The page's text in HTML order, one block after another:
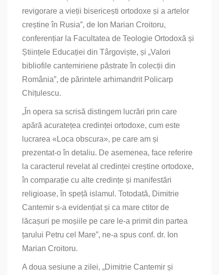
revigorare a vieții bisericești ortodoxe și a artelor
creștine în Rusia”, de Ion Marian Croitoru,
conferențiar la Facultatea de Teologie Ortodoxă și
Științele Educației din Târgoviște, și „Valori
bibliofile cantemiriene păstrate în colecții din
România”, de părintele arhimandrit Policarp
Chițulescu.
„În opera sa scrisă distingem lucrări prin care
apără acuratețea credinței ortodoxe, cum este
lucrarea «Loca obscura», pe care am și
prezentat‑o în detaliu. De asemenea, face referire
la caracterul revelat al credinței creștine ortodoxe,
în comparație cu alte credințe și manifestări
religioase, în speță islamul. Totodată, Dimitrie
Cantemir s‑a evidențiat și ca mare ctitor de
lăcașuri pe moșiile pe care le‑a primit din partea
țarului Petru cel Mare”, ne‑a spus conf. dr. Ion
Marian Croitoru.
A doua sesiune a zilei, „Dimitrie Cantemir și